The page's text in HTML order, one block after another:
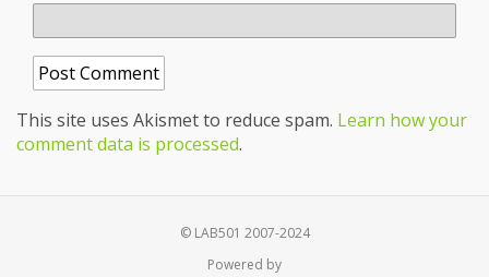
This site uses Akismet to reduce spam. Learn how your
comment data is processed.
© LAB501 2007-2024
Powered by